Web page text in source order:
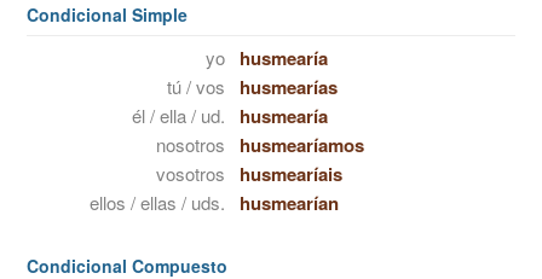
Condicional Simple
yo husmearía
tú / vos husmearías
él / ella / ud. husmearía
nosotros husmearíamos
vosotros husmearíais
ellos / ellas / uds. husmearían
Condicional Compuesto